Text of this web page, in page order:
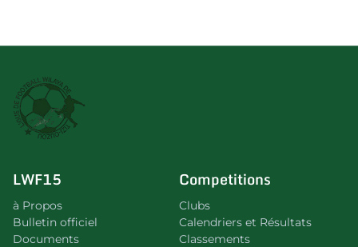
LWF15
à Propos
Bulletin officiel
Documents
Competitions
Clubs
Calendriers et Résultats
Classements